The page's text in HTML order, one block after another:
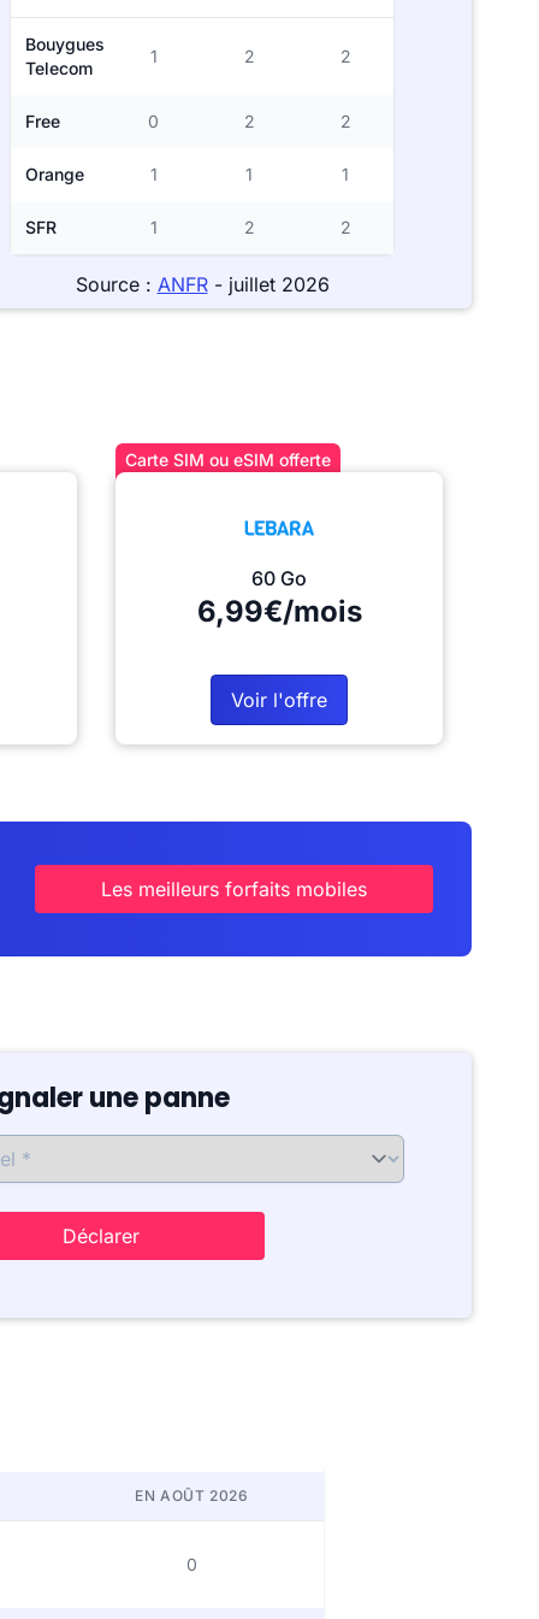
Bouygues
Telecom
1 2 2
Free 0 2 2
Orange 1 1 1
SFR 1 2 2
Source : ANFR- juillet 2026
Carte SIM ou eSIM offerte
60 Go
6,99€/mois
Voir l'offre
Les meilleurs forfaits mobiles
une panne
Déclarer
EN AOÛT 2026
0